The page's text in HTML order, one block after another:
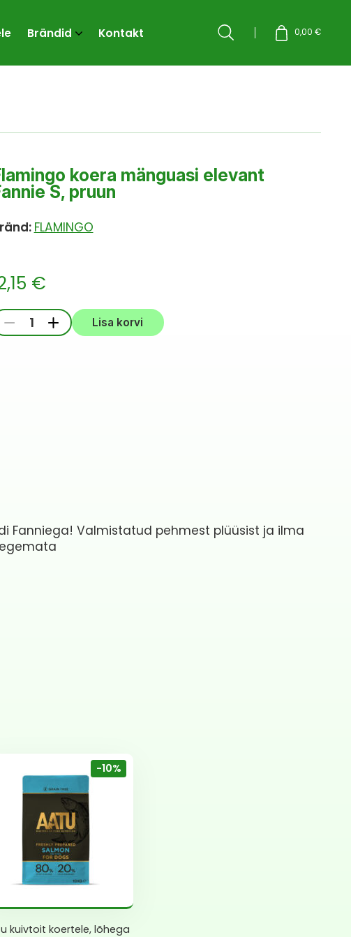
Brändid Kontakt Otsi 0,00 €
koera mänguasi elevant
S, pruun
FLAMINGO
€
- + Lisa korvi
Fanniega! Valmistatud pehmest plüüsist ja ilma
-10%
kuivtoit koertele, lõhega